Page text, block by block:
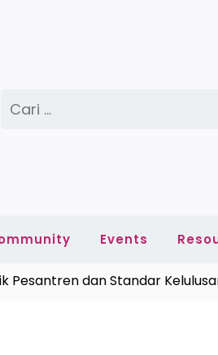
untuk:
Events
dan Standar Kelulusan